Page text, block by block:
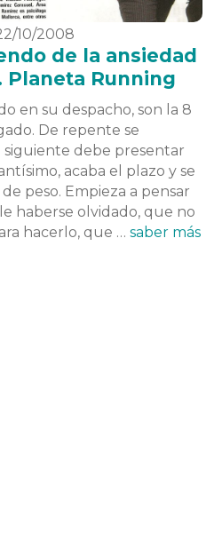
10/2008
de la ansiedad
Planeta Running
en su despacho, son la 8
De repente se
debe presentar
acaba el plazo y se
peso. Empieza a pensar
haberse olvidado, que no
hacerlo, que …saber más